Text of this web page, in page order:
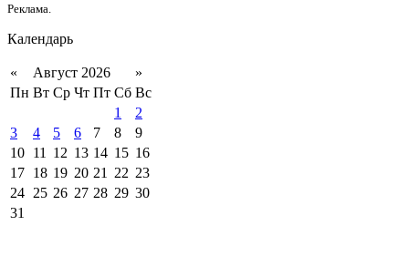
Реклама.
Календарь
« Август 2026
»
Пн Вт Ср Чт Пт Сб Вс
1
2
3
4 5 6 7 8
9
10 11 12 13 14 15 16
17 18 19 20 21 22 23
24 25 26 27 28 29 30
31